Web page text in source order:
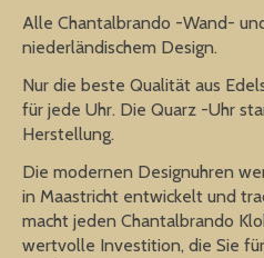
Alle Chantalbrando -Wand-
niederländischem Design.
Nur die beste Qualität aus
für jede Uhr. Die Quarz -Uhr
Herstellung.
Die modernen Designuhren
in Maastricht entwickelt und
macht jeden Chantalbrando
wertvolle Investition, die Sie